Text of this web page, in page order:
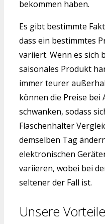
bekommen haben.
Es gibt bestimmte
dass ein bestimmtes
variiert. Wenn es sich
saisonales Produkt
immer teurer
können die Preise bei
schwanken, sodass
Flaschenhalter
demselben Tag
elektronischen
variieren, wobei bei
seltener der Fall ist.
Unsere Vorteile